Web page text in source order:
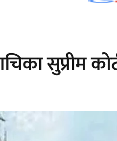
सुप्रीम